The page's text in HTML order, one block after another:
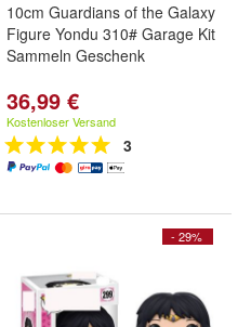
10cm Guardians of the Galaxy
Figure Yondu 310# Garage Kit
Sammeln Geschenk
36,99 €
Kostenloser Versand
3
- 29%